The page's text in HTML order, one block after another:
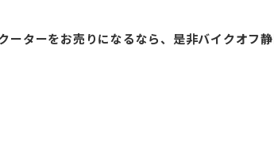
ターをお売りになるなら、是非バイクオフ